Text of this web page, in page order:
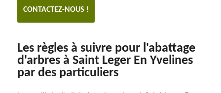
CONTACTEZ-NOUS !
Les règles à suivre pour l'abattage
d'arbres à Saint Leger En Yvelines
par des particuliers